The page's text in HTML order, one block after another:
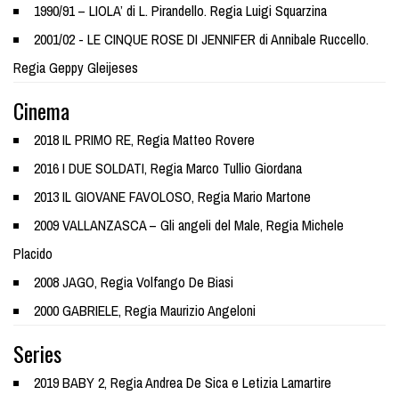
1990/91 – LIOLA’ di L. Pirandello. Regia Luigi Squarzina
2001/02 - LE CINQUE ROSE DI JENNIFER di Annibale Ruccello.
Regia Geppy Gleijeses
Cinema
2018 IL PRIMO RE, Regia Matteo Rovere
2016 I DUE SOLDATI, Regia Marco Tullio Giordana
2013 IL GIOVANE FAVOLOSO, Regia Mario Martone
2009 VALLANZASCA – Gli angeli del Male, Regia Michele
Placido
2008 JAGO, Regia Volfango De Biasi
2000 GABRIELE, Regia Maurizio Angeloni
Series
2019 BABY 2, Regia Andrea De Sica e Letizia Lamartire